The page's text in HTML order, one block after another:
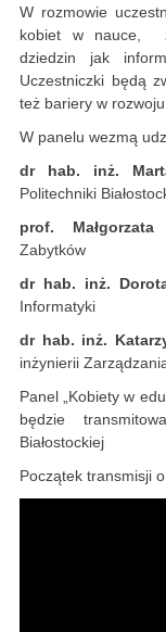
W rozmowie
kobiet w nauce,
dziedzin jak
Uczestniczki będą
też bariery w
W panelu wezmą
dr hab. inż.
Politechniki
prof. Małgorzata
Zabytków
dr hab. inż.
Informatyki
dr hab. inż.
inżynierii
Panel „Kobiety w
będzie
Białostockiej
Początek transmisji